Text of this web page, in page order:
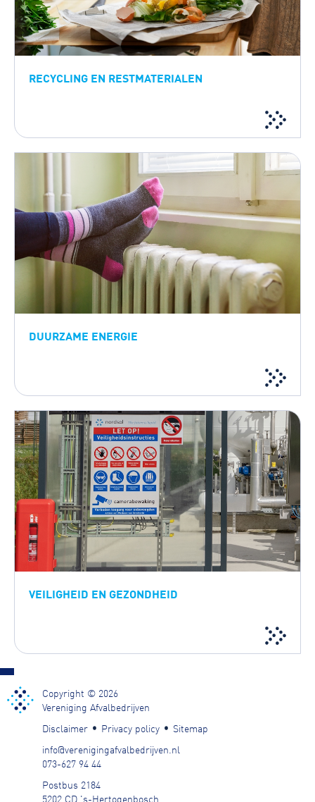
RECYCLING EN RESTMATERIALEN
DUURZAME ENERGIE
VEILIGHEID EN GEZONDHEID
Copyright © 2026
Vereniging Afvalbedrijven
Disclaimer
Privacy policy
Sitemap
info@verenigingafvalbedrijven.nl
073-627 94 44
Postbus 2184
5202 CD 's-Hertogenbosch